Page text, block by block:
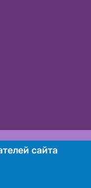
сайта